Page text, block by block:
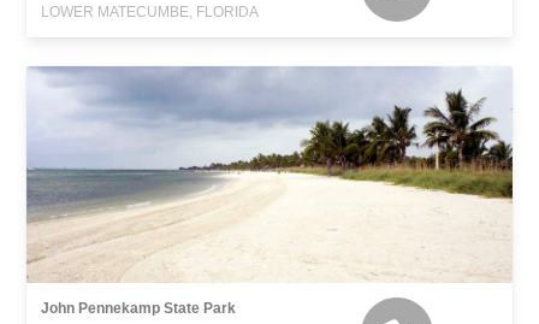
LOWER MATECUMBE, FLORIDA
John Pennekamp State Park